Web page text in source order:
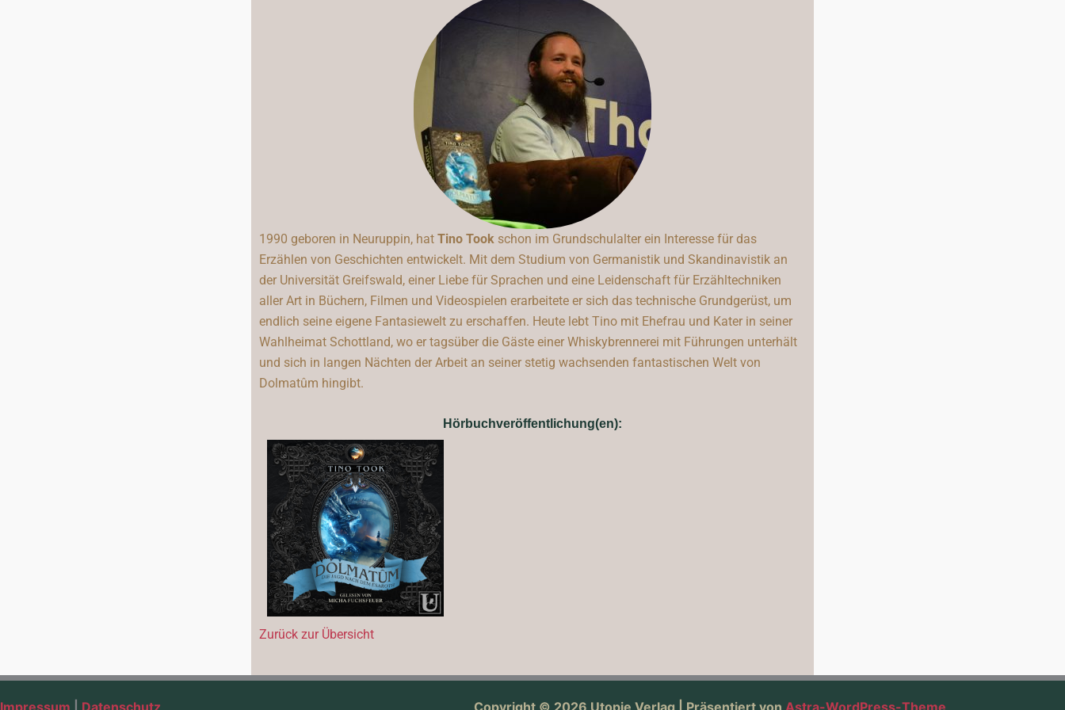
1990 geboren in Neuruppin, hat Tino Took schon im Grundschulalter ein Interesse für das
Erzählen von Geschichten entwickelt. Mit dem Studium von Germanistik und Skandinavistik an
der Universität Greifswald, einer Liebe für Sprachen und eine Leidenschaft für Erzähltechniken
aller Art in Büchern, Filmen und Videospielen erarbeitete er sich das technische Grundgerüst, um
endlich seine eigene Fantasiewelt zu erschaffen. Heute lebt Tino mit Ehefrau und Kater in seiner
Wahlheimat Schottland, wo er tagsüber die Gäste einer Whiskybrennerei mit Führungen unterhält
und sich in langen Nächten der Arbeit an seiner stetig wachsenden fantastischen Welt von
Dolmatûm hingibt.
Hörbuchveröffentlichung(en):
Zurück zur Übersicht